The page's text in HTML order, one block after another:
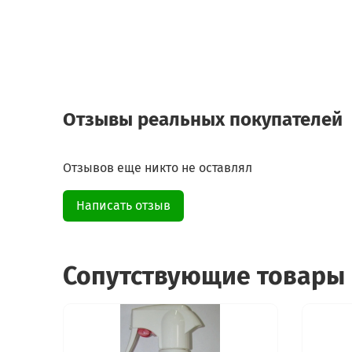
Отзывы реальных покупателей
Отзывов еще никто не оставлял
Написать отзыв
Сопутствующие товары